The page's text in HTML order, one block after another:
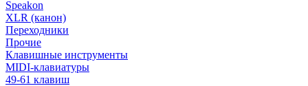
Speakon
XLR (канон)
Переходники
Прочие
Клавишные инструменты
MIDI-клавиатуры
49-61 клавиш